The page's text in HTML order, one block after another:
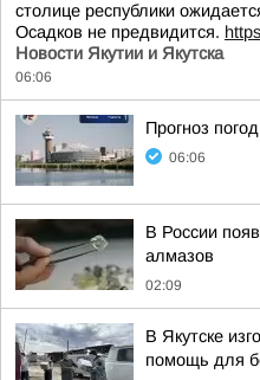
столице республики
Осадков не предвидится.
Новости Якутии и Якутска
06:06
Прогноз
06:06
В России
алмазов
02:09
В Якутске
помощь для